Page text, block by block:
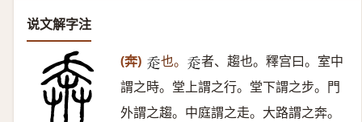
说文解字注
(奔) 𧺆 也。 𧺆 者、趨也。釋宫曰。室中
謂之時。堂上謂之行。堂下謂之步。門
外謂之趨。中庭謂之走。大路謂之奔。